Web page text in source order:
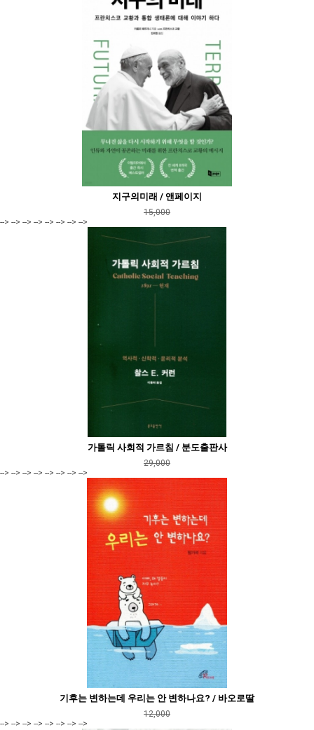
지구의미래 / 앤페이지
15,000
--> --> --> --> --> --> --> -->
가톨릭 사회적 가르침 / 분도출판사
29,000
--> --> --> --> --> --> --> -->
기후는 변하는데 우리는 안 변하나요? / 바오로딸
12,000
--> --> --> --> --> --> --> -->